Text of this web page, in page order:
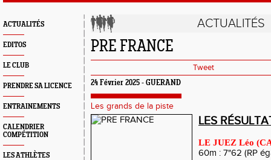
ACTUALITÉS
EDITOS
LE CLUB
PRENDRE SA LICENCE
ENTRAINEMENTS
CALENDRIER
COMPÉTITION
LES ATHLÈTES
ACTUALITÉS
PRE FRANCE
Tweet
24 Février 2025 - GUERAND
Les grands de la piste
LES
LE JUEZ Léo
60m : 7"62 (RP